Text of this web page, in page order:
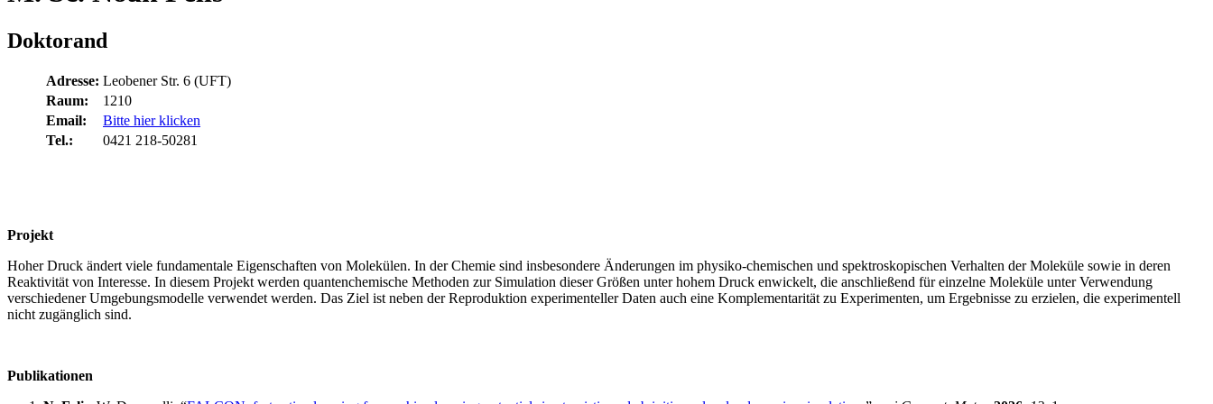
Doktorand
Adresse: Leobener Str. 6 (UFT)
Raum:
1210
Email:
Bitte hier klicken
Tel.:
0421 218-50281
Projekt
Hoher Druck ändert viele fundamentale Eigenschaften von Molekülen. In der Chemie sind insbesondere Änderungen im physiko-chemischen und spektroskopischen Verhalten der Moleküle sowie in deren
Reaktivität von Interesse. In diesem Projekt werden quantenchemische Methoden zur Simulation dieser Größen unter hohem Druck enwickelt, die anschließend für einzelne Moleküle unter Verwendung
verschiedener Umgebungsmodelle verwendet werden. Das Ziel ist neben der Reproduktion experimenteller Daten auch eine Komplementarität zu Experimenten, um Ergebnisse zu erzielen, die experimentell
nicht zugänglich sind.
Publikationen